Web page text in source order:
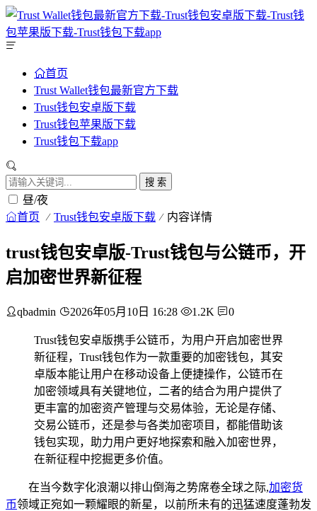
首页
Trust Wallet钱包最新官方下载
Trust钱包安卓版下载
Trust钱包苹果版下载
Trust钱包下载app
搜 索
昼/夜
首页 Trust钱包安卓版下载 内容详情
trust钱包安卓版-Trust钱包与公链币，开
启加密世界新征程
qbadmin 2026年05月10日 16:28 1.2K 0
Trust钱包安卓版携手公链币，为用户开启加密世界
新征程，Trust钱包作为一款重要的加密钱包，其安
卓版本能让用户在移动设备上便捷操作，公链币在
加密领域具有关键地位，二者的结合为用户提供了
更丰富的加密资产管理与交易体验，无论是存储、
交易公链币，还是参与各类加密项目，都能借助该
钱包实现，助力用户更好地探索和融入加密世界，
在新征程中挖掘更多价值。
在当今数字化浪潮以排山倒海之势席卷全球之际,加密货
币领域正宛如一颗耀眼的新星，以前所未有的迅猛速度蓬勃发